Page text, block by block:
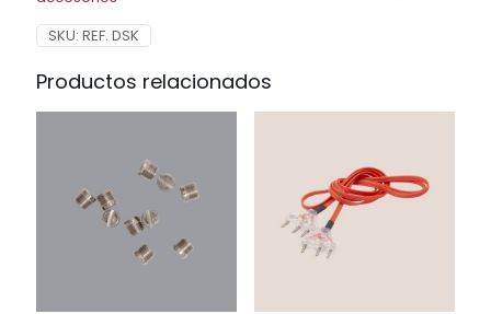
SKU: REF. DSK
Productos relacionados